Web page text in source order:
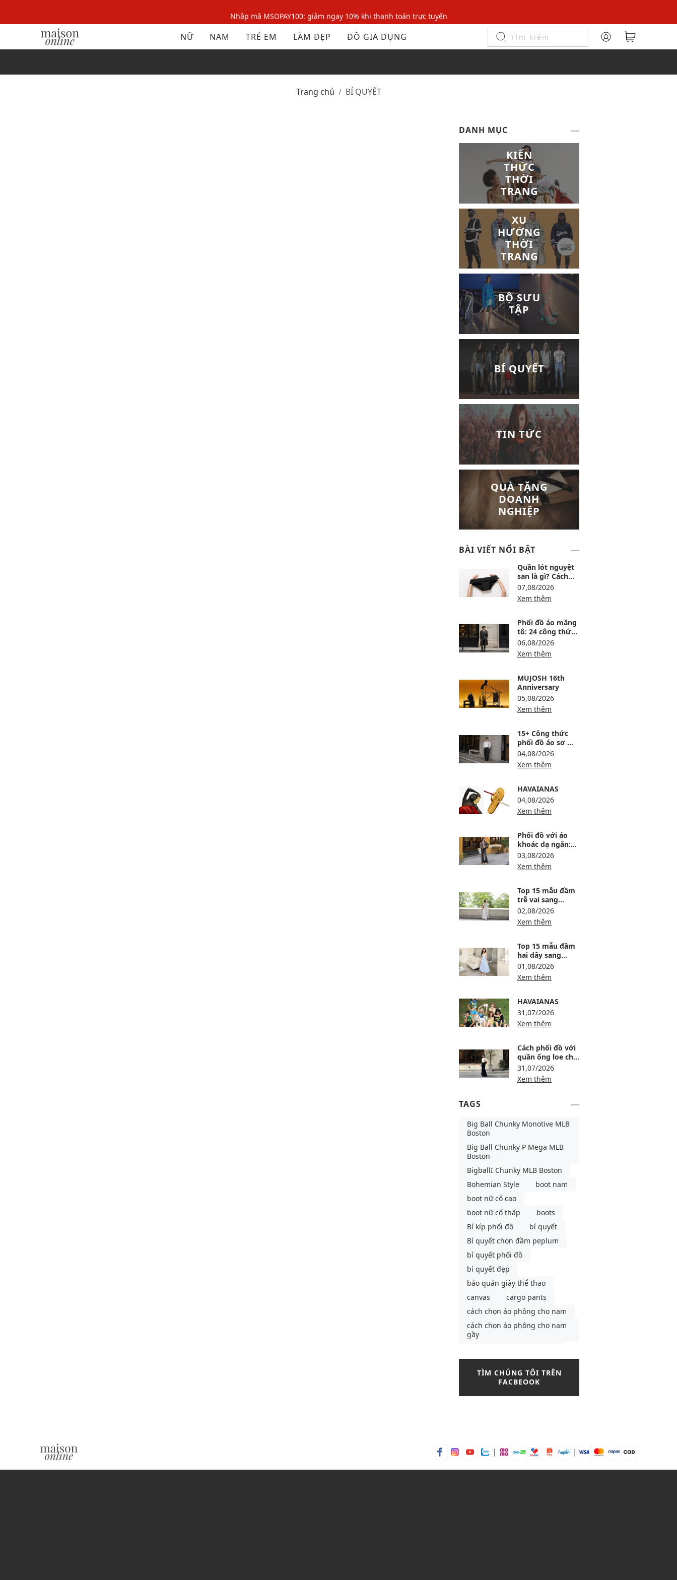
Nhập mã MSOPAY100: giảm ngay 10% khi thanh toán trực tuyến
Nhập mã: MSOXINCHAO - Giảm 10% đơn đầu cho thành viên mới!
Nhập mã MSOPAY100: giảm ngay 10% khi thanh toán trực tuyến
NỮ NAM TRẺ EM LÀM ĐẸP ĐỒ GIA DỤNG
Trang chủ BÍ QUYẾT
DANH MỤC
KIẾN
THỨC
THỜI
TRANG
XU
HƯỚNG
THỜI
TRANG
BỘ SƯU
TẬP
BÍ QUYẾT
TIN TỨC
QUÀ TẶNG
DOANH
NGHIỆP
BÀI VIẾT NỔI BẬT
Quần lót nguyệt
san là gì? Cách
dùng, ưu nhược
điểm và lưu ý khi
chọn
07,08/2026
Xem thêm
Phối đồ áo măng
tô: 24 công thức
sang, ấm và
không bị nuốt
dáng
06,08/2026
Xem thêm
MUJOSH 16th
Anniversary
05,08/2026
Xem thêm
15+ Công thức
phối đồ áo sơ mi
trắng nam lịch
lãm, trẻ và dễ
mặc
04,08/2026
Xem thêm
HAVAIANAS
04,08/2026
Xem thêm
Phối đồ với áo
khoác dạ ngắn:
12 công thức ấm,
gọn và sang
03,08/2026
Xem thêm
Top 15 mẫu đầm
trễ vai sang
trọng, dự tiệc
thanh lịch
02,08/2026
Xem thêm
Top 15 mẫu đầm
hai dây sang
trọng, thanh lịch
01,08/2026
Xem thêm
HAVAIANAS
31,07/2026
Xem thêm
Cách phối đồ với
quần ống loe cho
người lùn: 8 công
thức tôn dáng
31,07/2026
Xem thêm
TAGS
Big Ball Chunky Monotive MLB
Boston
Big Ball Chunky P Mega MLB
Boston
BigballI Chunky MLB Boston
Bohemian Style
boot nam
boot nữ cổ cao
boot nữ cổ thấp
boots
Bí kíp phối đồ
bí quyết
Bí quyết chọn đầm peplum
bí quyết phối đồ
bí quyết đẹp
bảo quản giày thể thao
canvas
cargo pants
cách chọn áo phông cho nam
cách chọn áo phông cho nam
gầy
nhí
cách thắt khăn lụa
chân váy chữ a
chân váy công sở
TÌM CHÚNG TÔI TRÊN
FACBEOOK
| |